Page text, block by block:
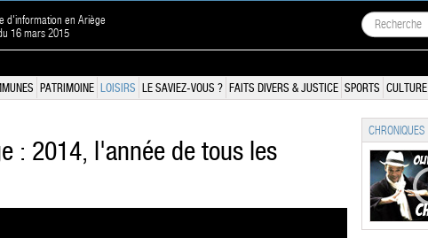
d'information en Ariège
16 mars 2015
PATRIMOINE LOISIRS LE SAVIEZ-VOUS ? FAITS DIVERS & JUSTICE SPORTS CULTURE
: 2014, l'année de tous les
CHRONIQUES